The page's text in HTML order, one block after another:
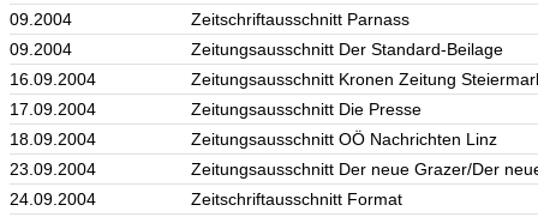
09.2004
Zeitschriftausschnitt Parnass
09.2004
Zeitungsausschnitt Der Standard-Beilage
16.09.2004
Zeitungsausschnitt Kronen Zeitung
17.09.2004
Zeitungsausschnitt Die Presse
18.09.2004
Zeitungsausschnitt OÖ Nachrichten Linz
23.09.2004
Zeitungsausschnitt Der neue Grazer/Der
24.09.2004
Zeitschriftausschnitt Format